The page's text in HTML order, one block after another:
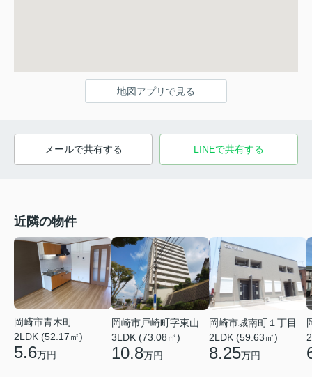
地図アプリで見る
メールで共有する LINEで共有する
近隣の物件
岡崎市青木町
2LDK (52.17㎡)
5.6万円
岡崎市戸崎町字東山
3LDK (73.08㎡)
10.8万円
岡崎市城南町１丁目
2LDK (59.63㎡)
8.25万円